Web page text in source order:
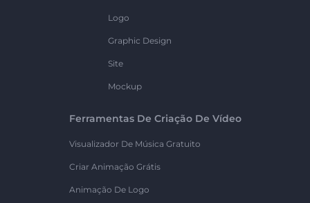
Logo
Graphic Design
Site
Mockup
Ferramentas De Criação De Vídeo
Visualizador De Música Gratuito
Criar Animação Grátis
Animação De Logo